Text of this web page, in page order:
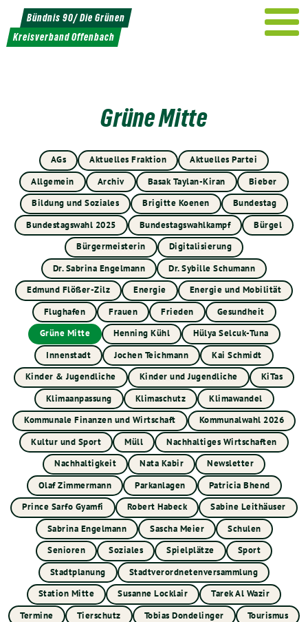
Weiter
zum
Inhalt
Bündnis 90/ Die Grünen
Kreisverband Offenbach
Grüne Mitte
AGs Aktuelles Fraktion
Aktuelles Partei
Allgemein
Archiv Basak Taylan-Kiran
Bieber
Bildung und Soziales
Brigitte Koenen
Bundestag
Bundestagswahl 2025
Bundestagswahlkampf
Bürgel
Bürgermeisterin
Digitalisierung
Dr. Sabrina Engelmann
Dr. Sybille Schumann
Edmund Flößer-Zilz
Energie
Energie und Mobilität
Flughafen
Frauen Frieden
Gesundheit
Grüne Mitte
Henning Kühl
Hülya Selcuk-Tuna
Innenstadt
Jochen Teichmann
Kai Schmidt
Kinder & Jugendliche
Kinder und Jugendliche
KiTas
Klimaanpassung
Klimaschutz
Klimawandel
Kommunale Finanzen und Wirtschaft
Kommunalwahl 2026
Kultur und Sport
Müll
Nachhaltiges Wirtschaften
Nachhaltigkeit
Nata Kabir
Newsletter
Olaf Zimmermann
Parkanlagen
Patricia Bhend
Prince Sarfo Gyamfi
Robert Habeck
Sabine Leithäuser
Sabrina Engelmann
Sascha Meier
Schulen
Senioren
Soziales Spielplätze
Sport
Stadtplanung
Stadtverordnetenversammlung
Station Mitte
Susanne Locklair
Tarek Al Wazir
Termine
Tierschutz Tobias Dondelinger
Tourismus